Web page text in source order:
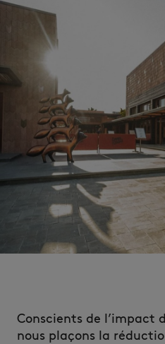
Conscients de l’impact
nous plaçons la